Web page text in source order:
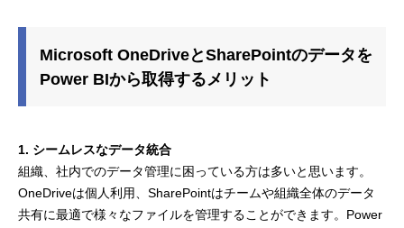
Microsoft OneDriveとSharePointのデータを
Power BIから取得するメリット
1. シームレスなデータ統合
組織、社内でのデータ管理に困っている方は多いと思います。
OneDriveは個人利用、SharePointはチームや組織全体のデータ
共有に最適で様々なファイルを管理することができます。Power